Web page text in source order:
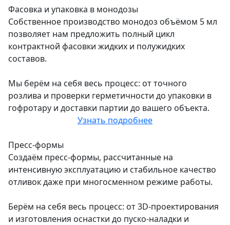
Фасовка и упаковка в монодозы
Собственное производство монодоз объёмом 5 мл
позволяет нам предложить полный цикл
контрактной фасовки жидких и полужидких
составов.
Мы берём на себя весь процесс: от точного
розлива и проверки герметичности до упаковки в
гофротару и доставки партии до вашего объекта.
Узнать подробнее
Пресс-формы
Создаём пресс-формы, рассчитанные на
интенсивную эксплуатацию и стабильное качество
отливок даже при многосменном режиме работы.
Берём на себя весь процесс: от 3D-проектирования
и изготовления оснастки до пуско-наладки и